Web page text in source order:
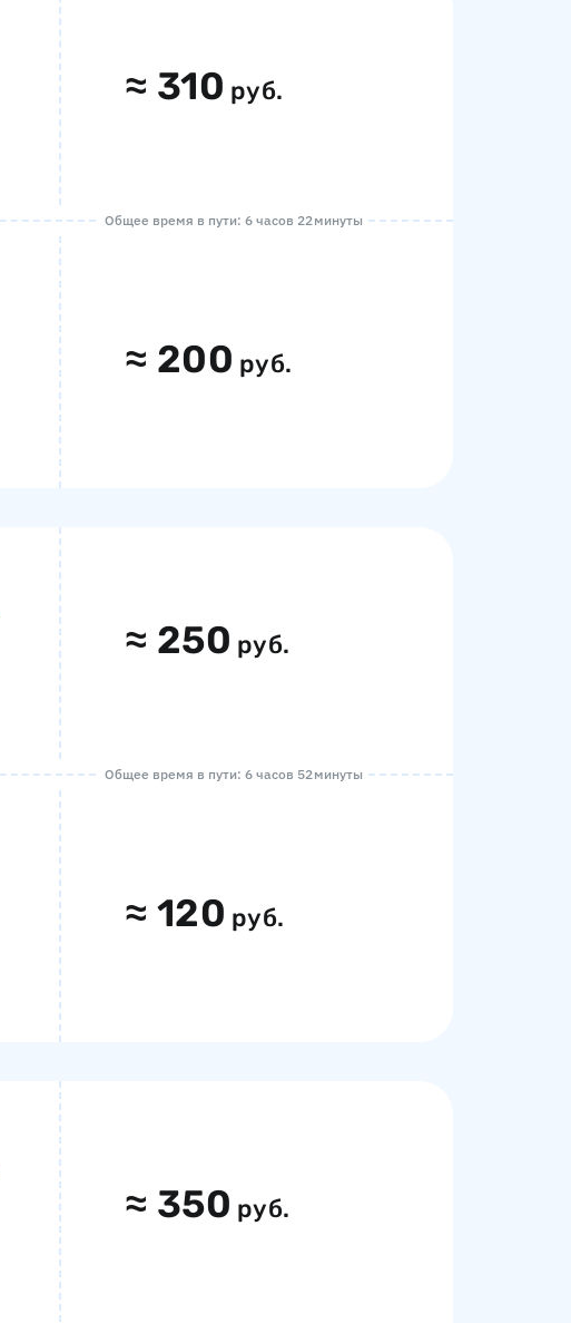
≈ 310 руб.
Общее время в пути: 6 часов 22 минуты
≈ 200 руб.
≈ 250 руб.
Общее время в пути: 6 часов 52 минуты
≈120 руб.
≈ 350 руб.